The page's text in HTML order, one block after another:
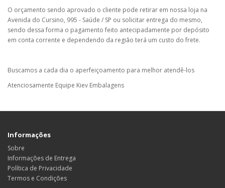
O orçamento sendo aprovado o cliente pode retirar em nossa loja na
Avenida do Cursino, 995 - Saúde / SP ou solicitar entrega do mesmo,
sendo dessa forma o pagamento feito antecipadamente por depósito
em conta corrente e dependendo da região terá um custo do frete.
Buscamos a cada dia o aperfeiçoamento para melhor atendê-los
Atenciosamente Equipe Kiev Embalagens
Informações
Sobre
Informações de Entrega
Política de Privacidade
Termos e Condições